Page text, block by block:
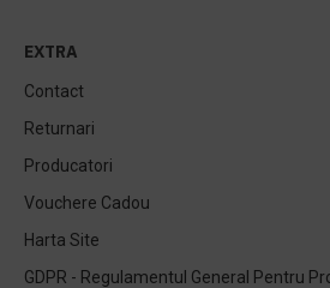
EXTRA
Contact
Returnari
Producatori
Vouchere Cadou
Harta Site
GDPR - Regulamentul General Pentru